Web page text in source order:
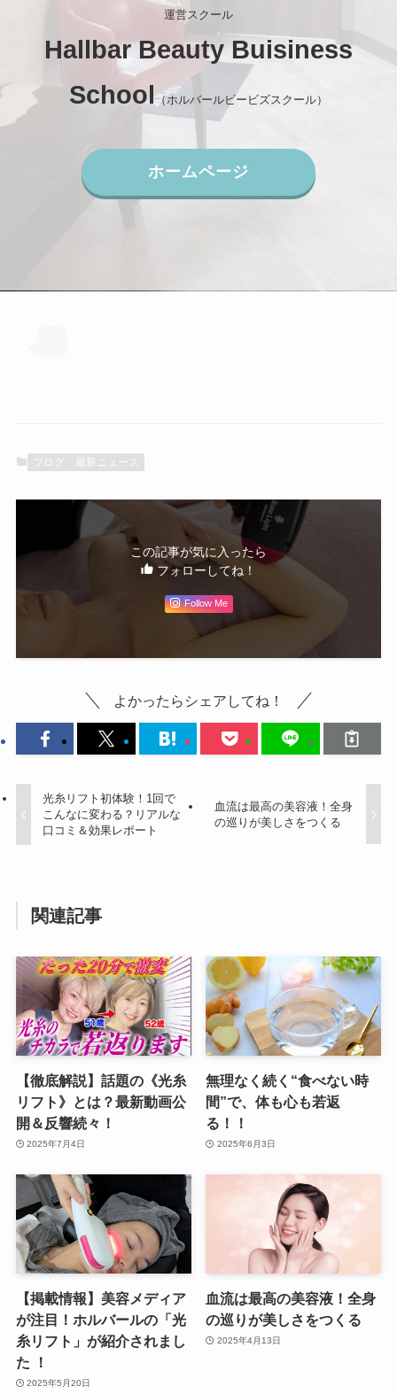
運営スクール
Hallbar Beauty Buisiness
School（ホルバールビービズスクール）
ホームページ
ブログ 最新ニュース
この記事が気に入ったら
フォローしてね！
Follow Me
よかったらシェアしてね！
光糸リフト初体験！1回で
こんなに変わる？リアルな
口コミ＆効果レポート
血流は最高の美容液！全身
の巡りが美しさをつくる
関連記事
【徹底解説】話題の《光糸
リフト》とは？最新動画公
開＆反響続々！
2025年7月4日
無理なく続く“食べない時
間”で、体も心も若返
る！！
2025年6月3日
【掲載情報】美容メディア
が注目！ホルバールの「光
糸リフト」が紹介されまし
た ！
2025年5月20日
血流は最高の美容液！全身
の巡りが美しさをつくる
2025年4月13日